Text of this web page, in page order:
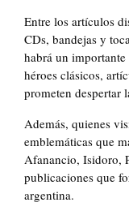
Entre los artículos
CDs, bandejas y
habrá un
héroes clásicos,
prometen despertar
Además, quienes
emblemáticas que
Afanancio, Isidoro,
publicaciones que
argentina.